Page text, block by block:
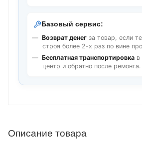
Базовый сервис:
Возврат денег за товар, если
строя более 2-х раз по вине
Бесплатная транспортировка в
центр и обратно после ремонта.
Описание товара